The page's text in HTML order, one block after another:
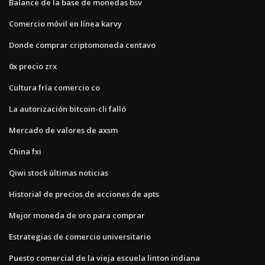
Balance de la base de monedas bsv
Comercio móvil en línea karvy
Donde comprar criptomoneda centavo
0x precio zrx
Cultura fría comercio co
La autorización bitcoin-cli falló
Mercado de valores de axsm
China fxi
Qiwi stock últimas noticias
Historial de precios de acciones de apts
Mejor moneda de oro para comprar
Estrategias de comercio universitario
Puesto comercial de la vieja escuela linton indiana